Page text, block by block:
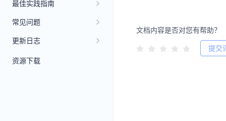
最佳实践指南
常见问题
更新日志
资源下载
文档内容是否对您有帮助？
提交